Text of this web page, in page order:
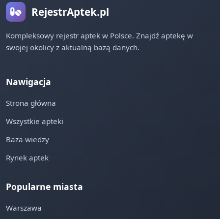
RejestrAptek.pl
Kompleksowy rejestr aptek w Polsce. Znajdź aptekę w
swojej okolicy z aktualną bazą danych.
Nawigacja
Strona główna
Wszystkie apteki
Baza wiedzy
Rynek aptek
Popularne miasta
Warszawa